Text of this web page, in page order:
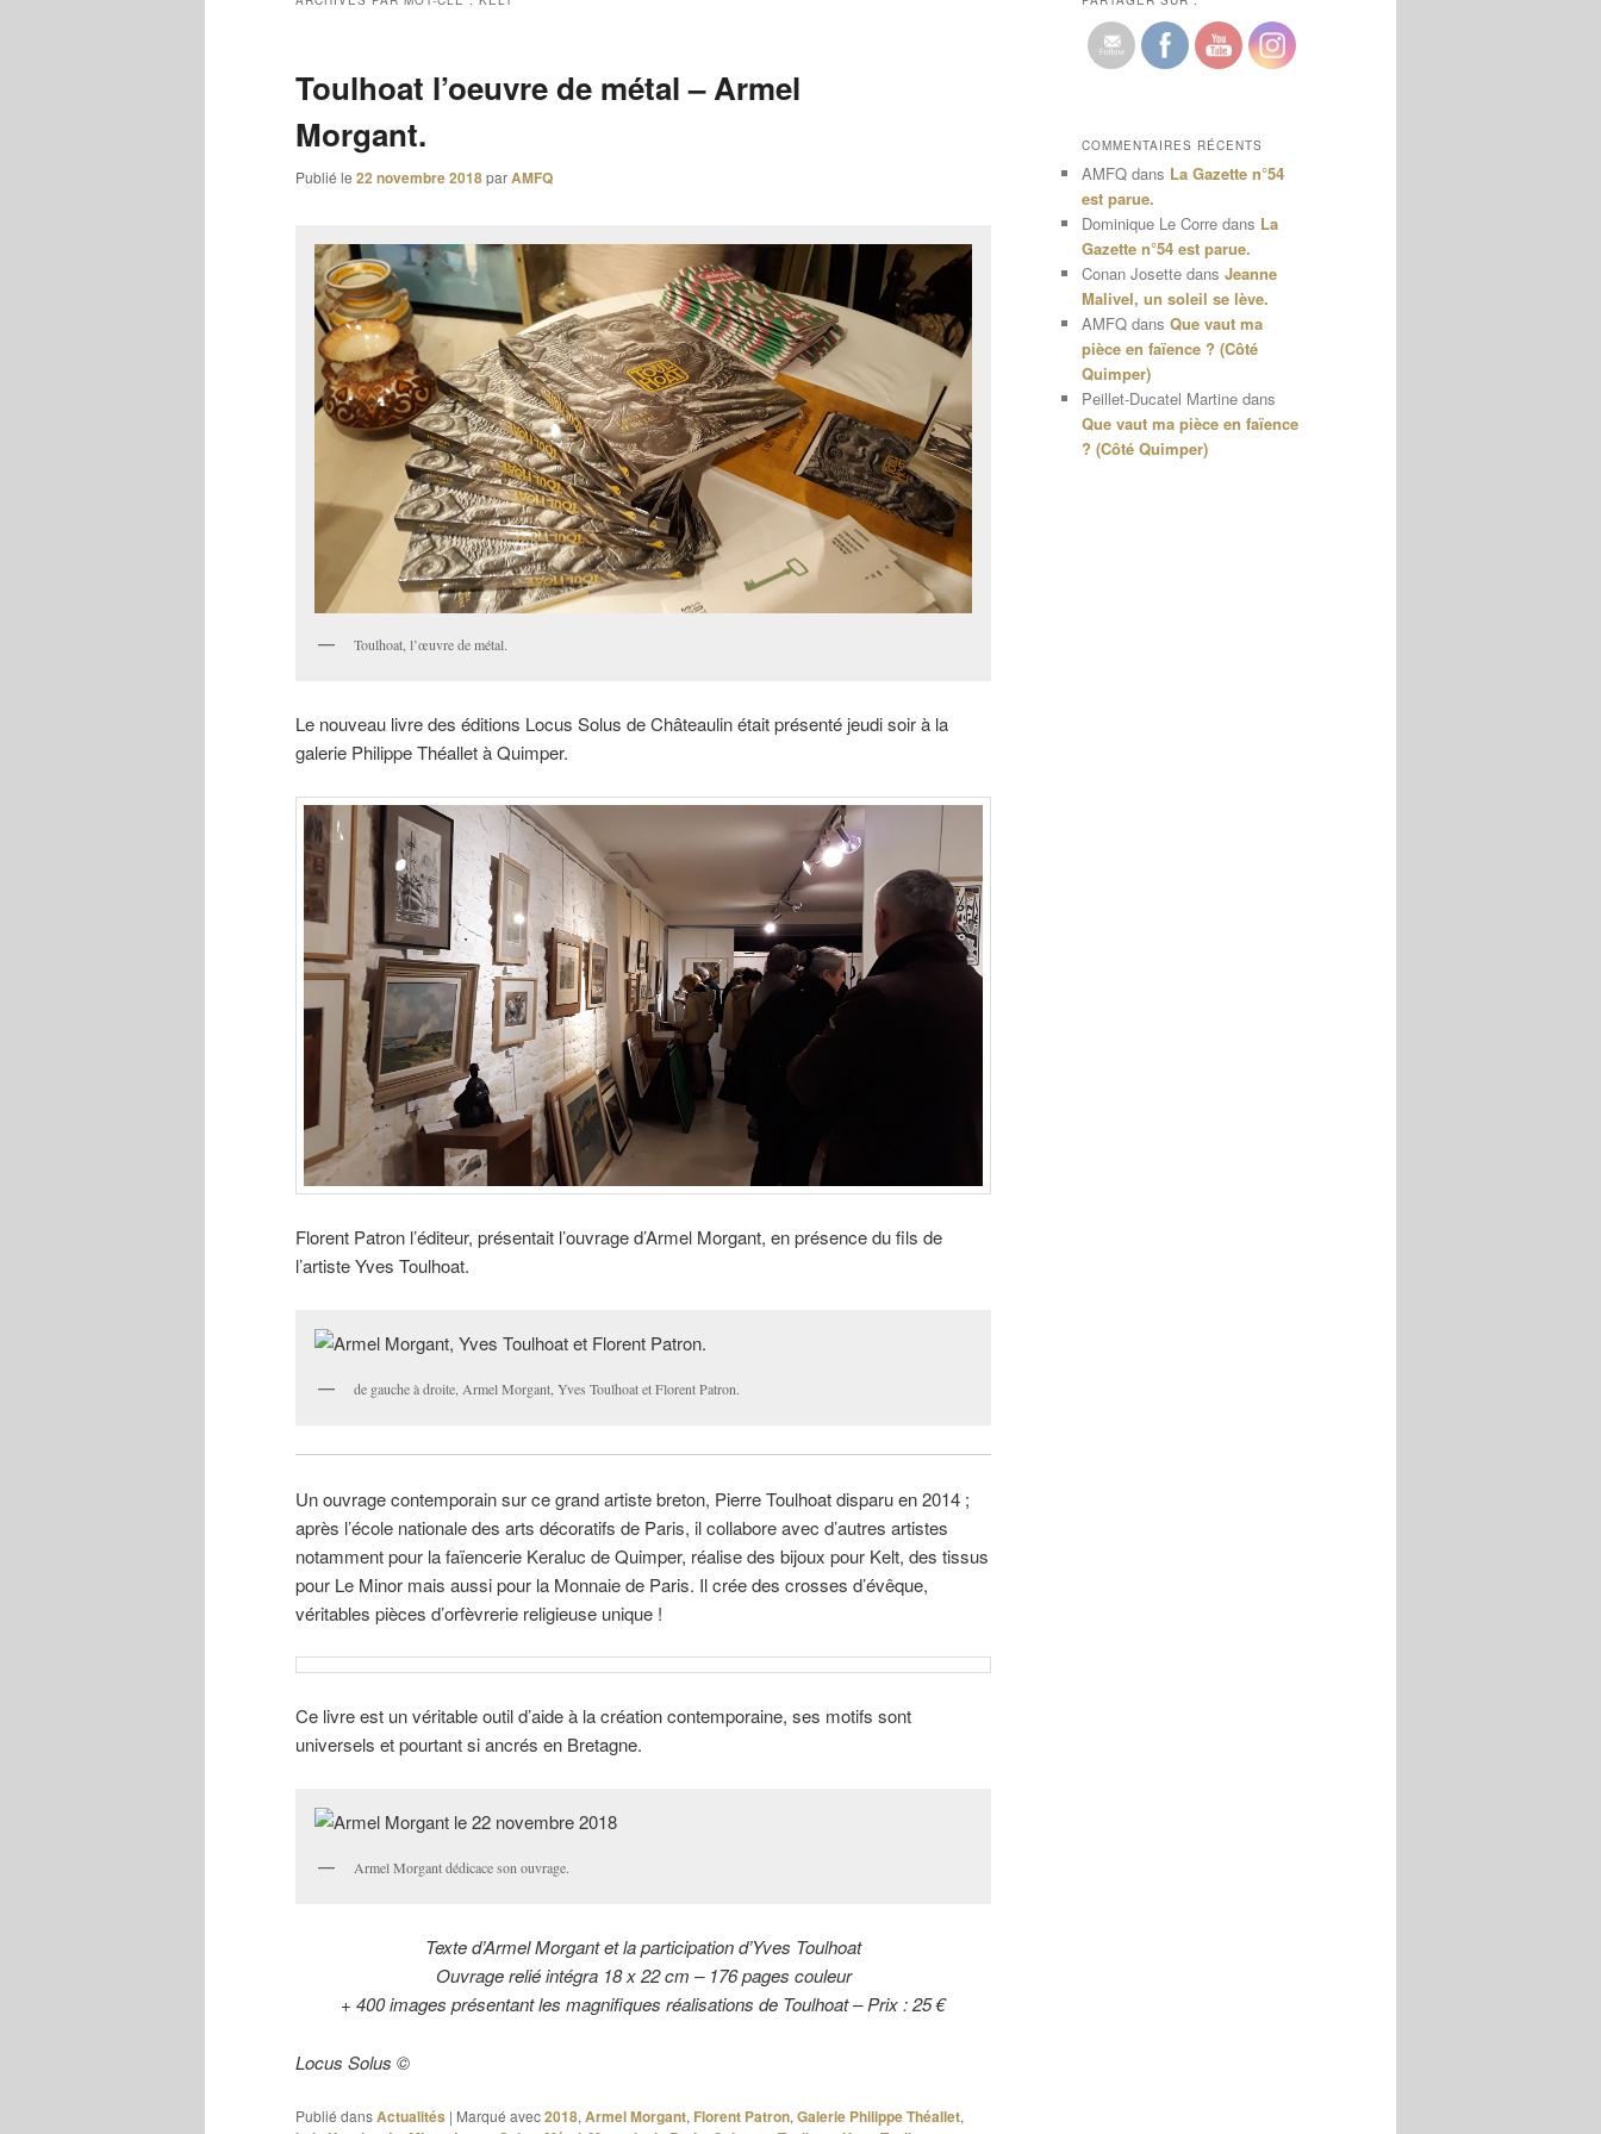
Toulhoat l’oeuvre de métal – Armel
Morgant.
Publié le 22 novembre 2018parAMFQ
Toulhoat, l’œuvre de métal.
Le nouveau livre des éditions Locus Solus de Châteaulin était présenté jeudi soir à la
galerie Philippe Théallet à Quimper.
Florent Patron l’éditeur, présentait l’ouvrage d’Armel Morgant, en présence du fils de
l’artiste Yves Toulhoat.
de gauche à droite, Armel Morgant, Yves Toulhoat et Florent Patron.
Un ouvrage contemporain sur ce grand artiste breton, Pierre Toulhoat disparu en 2014 ;
après l’école nationale des arts décoratifs de Paris, il collabore avec d’autres artistes
notamment pour la faïencerie Keraluc de Quimper, réalise des bijoux pour Kelt, des tissus
pour Le Minor mais aussi pour la Monnaie de Paris. Il crée des crosses d’évêque,
véritables pièces d’orfèvrerie religieuse unique !
Ce livre est un véritable outil d’aide à la création contemporaine, ses motifs sont
universels et pourtant si ancrés en Bretagne.
Armel Morgant dédicace son ouvrage.
Texte d’Armel Morgant et la participation d’Yves Toulhoat
Ouvrage relié intégra 18 x 22 cm – 176 pages couleur
+ 400 images présentant les magnifiques réalisations de Toulhoat – Prix : 25 €
Locus Solus ©
Publié dansActualités | Marqué avec2018, Armel Morgant, Florent Patron, Galerie Philippe Théallet,
COMMENTAIRES RÉCENTS
AMFQ dans La Gazette n°54
est parue.
Dominique Le Corre dans La
Gazette n°54 est parue.
Conan Josette dans Jeanne
Malivel, un soleil se lève.
AMFQ dans Que vaut ma
pièce en faïence ? (Côté
Quimper)
Peillet-Ducatel Martine dans
Que vaut ma pièce en faïence
? (Côté Quimper)